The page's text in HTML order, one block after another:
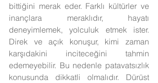
bittiğini merak eder. Farklı kültürler ve
inançlara meraklıdır, hayatı
deneyimlemek, yolculuk etmek ister.
Direk ve açık konuşur, kimi zaman
karşıdakini inciteceğini tahmin
edemeyebilir. Bu nedenle patavatsızlık
konusunda dikkatli olmalıdır. Dürüst